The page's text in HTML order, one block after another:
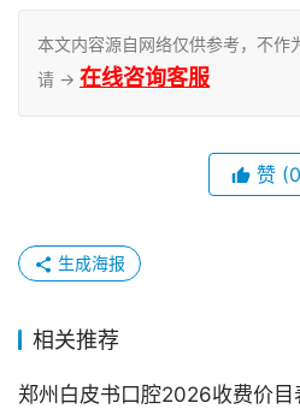
本文内容源自网络仅供参考，不作
请 → 在线咨询客服
赞
生成海报
相关推荐
郑州白皮书口腔2026收费价